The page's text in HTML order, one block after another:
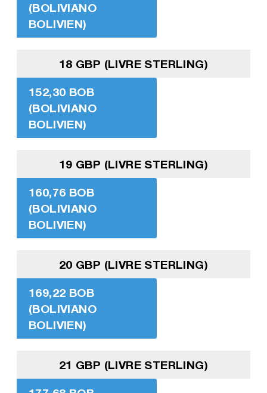
(BOLIVIANO
BOLIVIEN)
18 GBP (LIVRE STERLING)
152,30 BOB
(BOLIVIANO
BOLIVIEN)
19 GBP (LIVRE STERLING)
160,76 BOB
(BOLIVIANO
BOLIVIEN)
20 GBP (LIVRE STERLING)
169,22 BOB
(BOLIVIANO
BOLIVIEN)
21 GBP (LIVRE STERLING)